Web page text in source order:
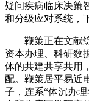
疑问疾病临床决策
和分级应对系统，
鞭策正在文献综
资本办理、科研数
体的共建共享共用
配。鞭策居平易近
子，连系“体沉办